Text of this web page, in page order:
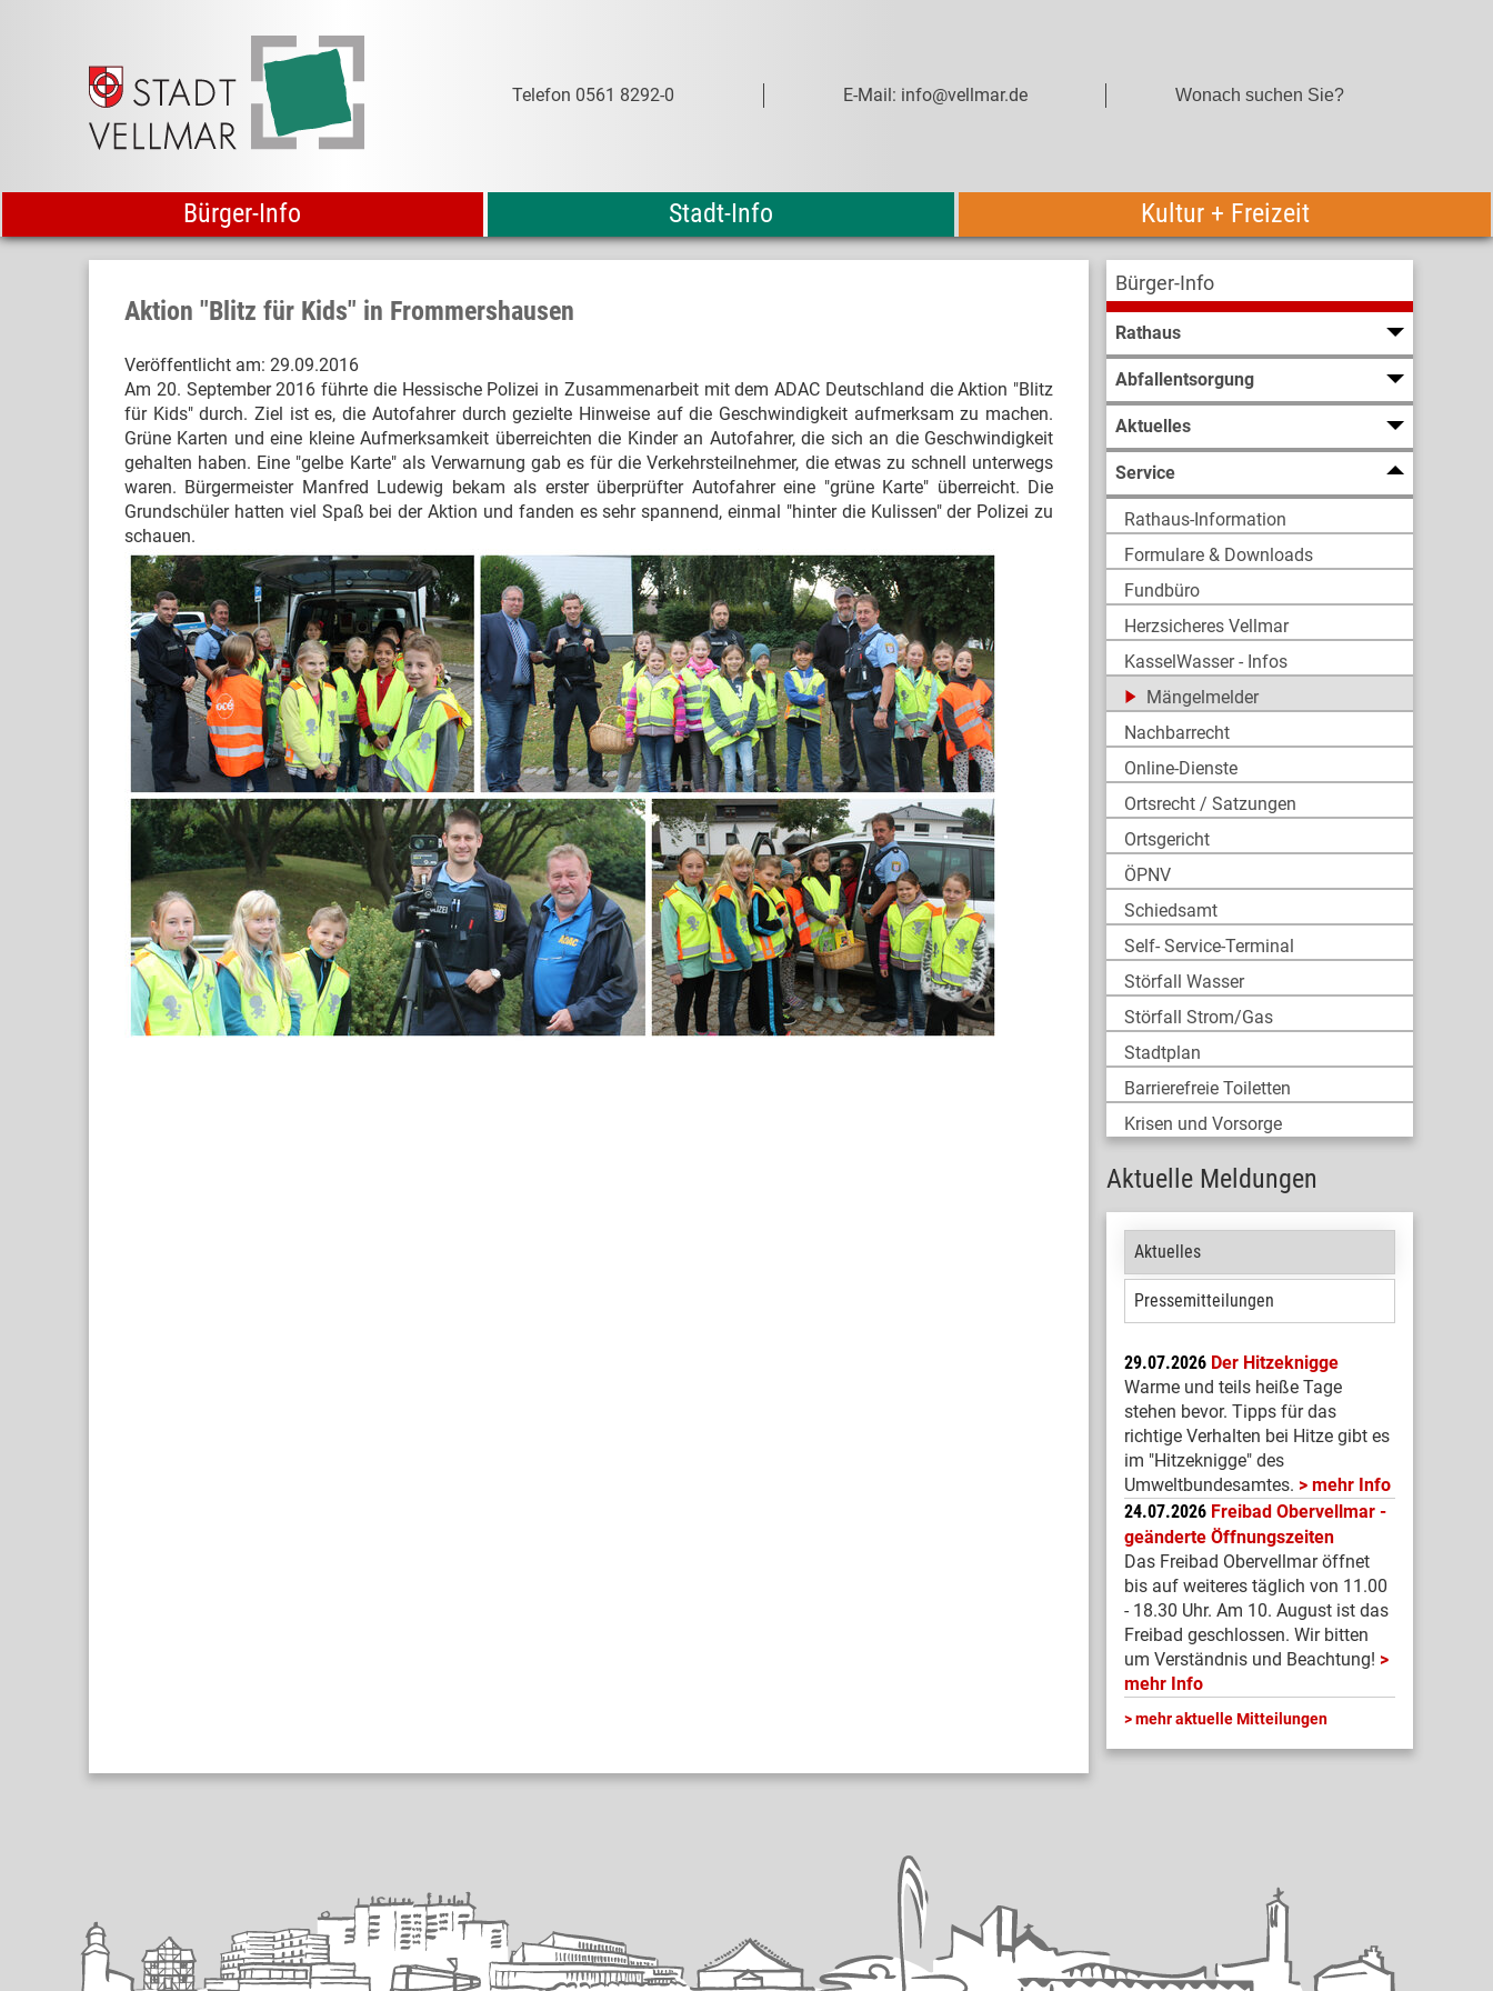
Telefon 0561 8292-0 E-Mail: info@vellmar.de
Bürger-Info Stadt-Info Kultur + Freizeit
Bürger-Info
Rathaus
Abfallentsorgung
Aktuelles
Service
Rathaus-Information
Formulare & Downloads
Fundbüro
Herzsicheres Vellmar
KasselWasser - Infos
Mängelmelder
Nachbarrecht
Online-Dienste
Ortsrecht / Satzungen
Ortsgericht
ÖPNV
Schiedsamt
Self- Service-Terminal
Störfall Wasser
Störfall Strom/Gas
Stadtplan
Barrierefreie Toiletten
Krisen und Vorsorge
Aktuelle Meldungen
Aktuelles
Pressemitteilungen
29.07.2026 Der Hitzeknigge
Warme und teils heiße Tage
stehen bevor. Tipps für das
richtige Verhalten bei Hitze gibt es
im "Hitzeknigge" des
Umweltbundesamtes.
mehr Info
24.07.2026 Freibad Obervellmar -
geänderte Öffnungszeiten
Das Freibad Obervellmar öffnet
bis auf weiteres täglich von 11.00
- 18.30 Uhr. Am 10. August ist das
Freibad geschlossen. Wir bitten
um Verständnis und Beachtung!
mehr Info
mehr aktuelle Mitteilungen
Aktion "Blitz für Kids" in Frommershausen
Veröffentlicht am: 29.09.2016
Am 20. September 2016 führte die Hessische Polizei in Zusammenarbeit mit dem ADAC Deutschland die Aktion "Blitz
für Kids" durch. Ziel ist es, die Autofahrer durch gezielte Hinweise auf die Geschwindigkeit aufmerksam zu machen.
Grüne Karten und eine kleine Aufmerksamkeit überreichten die Kinder an Autofahrer, die sich an die Geschwindigkeit
gehalten haben. Eine "gelbe Karte" als Verwarnung gab es für die Verkehrsteilnehmer, die etwas zu schnell unterwegs
waren. Bürgermeister Manfred Ludewig bekam als erster überprüfter Autofahrer eine "grüne Karte" überreicht. Die
Grundschüler hatten viel Spaß bei der Aktion und fanden es sehr spannend, einmal "hinter die Kulissen" der Polizei zu
schauen.